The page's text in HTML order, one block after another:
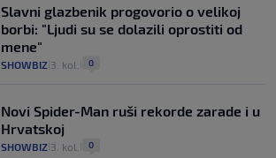
Slavni glazbenik progovorio o velikoj
borbi: "Ljudi su se dolazili oprostiti od
mene"
SHOWBIZ 3. kol. 0
Novi Spider-Man ruši rekorde zarade i u
Hrvatskoj
SHOWBIZ 3. kol. 0